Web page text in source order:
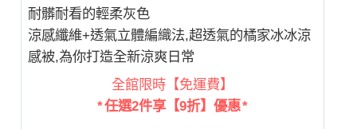
耐髒耐看的輕柔灰色
涼感纖維+透氣立體編織法,超透氣的橘家冰冰涼
感被,為你打造全新涼爽日常
全館限時【免運費】
* 任選2件享【9折】優惠 *